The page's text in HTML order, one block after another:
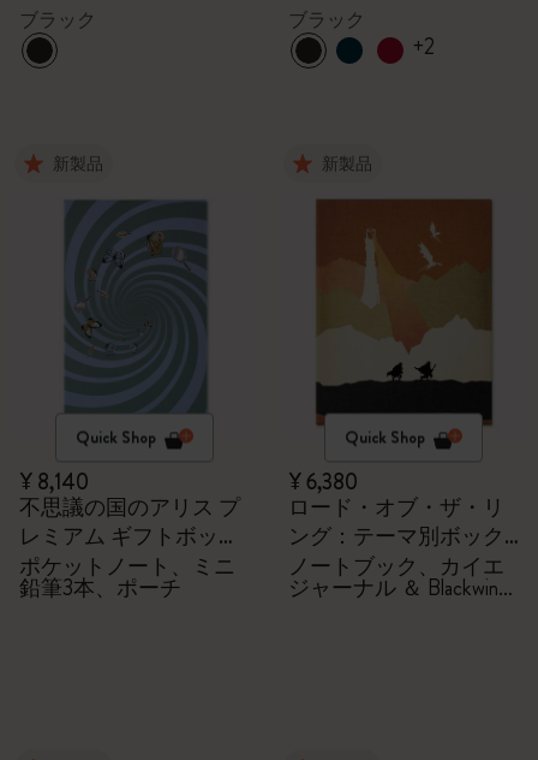
ブラック ブラック
+2
新製品
Quick Shop
¥ 8,140
不思議の国のアリス プ
レミアム ギフトボック
ス
ポケットノート、ミニ
鉛筆3本、ポーチ
新製品
Quick Shop
¥ 6,380
ロード・オブ・ザ・リ
ング：テーマ別ボック
ス
ノートブック、カイエ
ジャーナル ＆ Blackwing